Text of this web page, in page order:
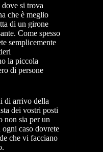
si trova
che è meglio
di un girone
Come spesso
semplicemente
la piccola
di persone
di arrivo della
dei vostri posti
non sia per un
caso dovrete
che vi facciano